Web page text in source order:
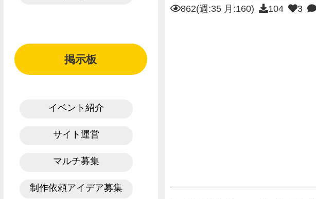
862(週:35 月:160) 104 3
掲示板
イベント紹介
サイト運営
マルチ募集
制作依頼アイデア募集